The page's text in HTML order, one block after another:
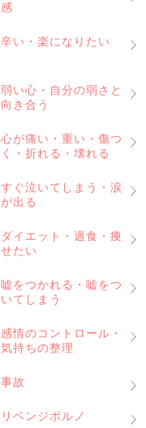
感
辛い・楽になりたい
弱い心・自分の弱さと
向き合う
心が痛い・重い・傷つ
く・折れる・壊れる
すぐ泣いてしまう・涙
が出る
ダイエット・過食・痩
せたい
嘘をつかれる・嘘をつ
いてしまう
感情のコントロール・
気持ちの整理
事故
リベンジポルノ